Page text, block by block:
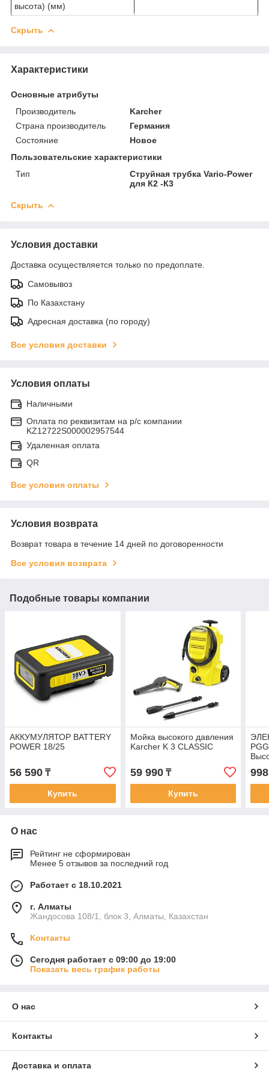
высота) (мм)
Скрыть
Характеристики
Основные атрибуты
Производитель
Karcher
Страна производитель
Германия
Состояние
Новое
Пользовательские характеристики
Тип
Струйная трубка Vario-Power
для К2 -К3
Скрыть
Условия доставки
Доставка осуществляется только по предоплате.
Самовывоз
По Казахстану
Адресная доставка (по городу)
Все условия доставки
Условия оплаты
Наличными
Оплата по реквизитам на р/с компании
KZ12722S000002957544
Удаленная оплата
QR
Все условия оплаты
Условия возврата
Возврат товара в течение 14 дней по договоренности
Все условия возврата
Подобные товары компании
АККУМУЛЯТОР BATTERY
POWER 18/25
56 590 ₸
Купить
Мойка высокого давления
Karcher K 3 CLASSIC
59 990₸
Купить
Для
О нас
Рейтинг не сформирован
Менее 5 отзывов за последний год
Работает с 18.10.2021
г. Алматы
Жандосова 108/1, блок 3, Алматы, Казахстан
Контакты
Сегодня работает с 09:00 до 19:00
Показать весь график работы
О нас
Контакты
Доставка и оплата